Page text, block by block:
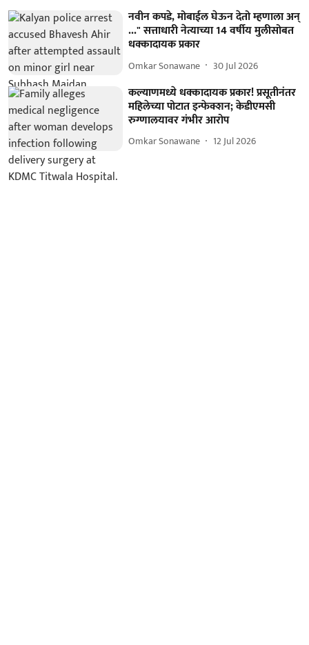
नवीन कपडे, मोबाईल घेऊन देतो म्हणाला अन्
..." सत्ताधारी नेत्याच्या 14 वर्षीय मुलीसोबत
धक्कादायक प्रकार
Omkar Sonawane 30 Jul 2026
कल्याणमध्ये धक्कादायक प्रकार! प्रसूतीनंतर
महिलेच्या पोटात इन्फेक्शन; केडीएमसी
रुग्णालयावर गंभीर आरोप
Omkar Sonawane 12 Jul 2026